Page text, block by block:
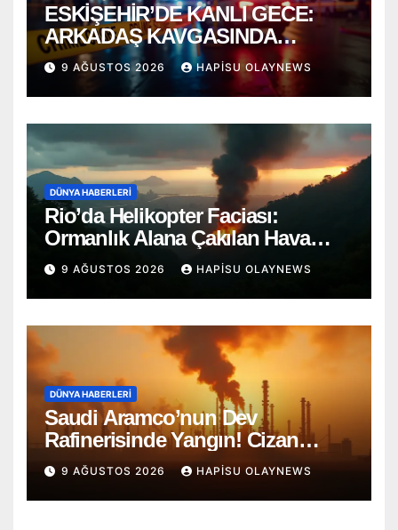
ESKİŞEHİR’DE KANLI GECE:
ARKADAŞ KAVGASINDA
BIÇAKLAR KONUŞTU!
9 AĞUSTOS 2026 HAPISU OLAYNEWS
DÜNYA HABERLERI
Rio’da Helikopter Faciası:
Ormanlık Alana Çakılan Hava
Aracında 4 Ölü
9 AĞUSTOS 2026 HAPISU OLAYNEWS
DÜNYA HABERLERI
Saudi Aramco’nun Dev
Rafinerisinde Yangın! Cizan
Bölgesi Alarmda
9 AĞUSTOS 2026 HAPISU OLAYNEWS